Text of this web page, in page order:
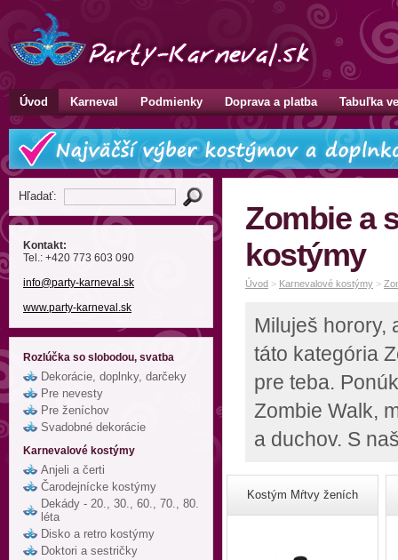
Úvod Karneval Podmienky Doprava a platba Tabuľka
Hľadať:
Kontakt:
Tel.: +420 773 603 090
info@party-karneval .sk
www.party-karneval.sk
Rozlúčka so slobodou, svatba
Dekorácie, doplnky, darčeky
Pre nevesty
Pre ženíchov
Svadobné dekorácie
Karnevalové kostýmy
Anjeli a čerti
Čarodejnícke kostýmy
Dekády - 20., 30., 60., 70., 80.
léta
Disko a retro kostýmy
Doktori a sestričky
Zombie a
kostýmy
Úvod > Karnevalové kostýmy >
Miluješ horory,
táto kategória
pre teba.
Zombie Walk,
a duchov. S
Kostým Mŕtvy ženích